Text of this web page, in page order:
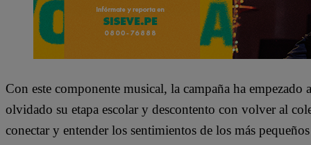
Con este componente musical, la campaña ha
olvidado su etapa escolar y descontento con volver al
conectar y entender los sentimientos de los más